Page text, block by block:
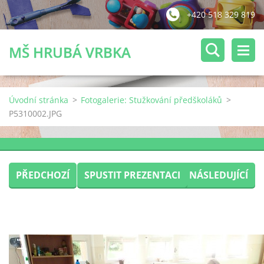
+420 518 329 819
MŠ HRUBÁ VRBKA
Úvodní stránka > Fotogalerie: Stužkování předškoláků >
P5310002.JPG
PŘEDCHOZÍ SPUSTIT PREZENTACI NÁSLEDUJÍCÍ